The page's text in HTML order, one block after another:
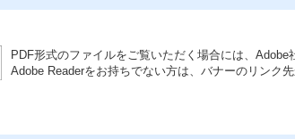
PDF形式のファイルをご覧いただく場合には、Adobe
Adobe Readerをお持ちでない方は、バナーのリンク